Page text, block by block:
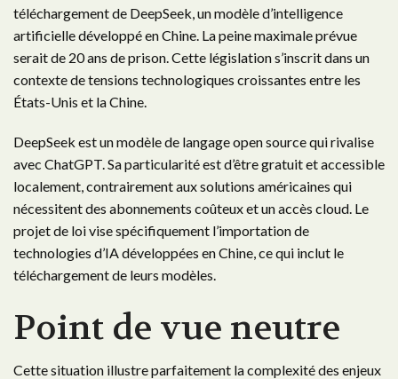
téléchargement de DeepSeek, un modèle d’intelligence
artificielle développé en Chine. La peine maximale prévue
serait de 20 ans de prison. Cette législation s’inscrit dans un
contexte de tensions technologiques croissantes entre les
États-Unis et la Chine.
DeepSeek est un modèle de langage open source qui rivalise
avec ChatGPT. Sa particularité est d’être gratuit et accessible
localement, contrairement aux solutions américaines qui
nécessitent des abonnements coûteux et un accès cloud. Le
projet de loi vise spécifiquement l’importation de
technologies d’IA développées en Chine, ce qui inclut le
téléchargement de leurs modèles.
Point de vue neutre
Cette situation illustre parfaitement la complexité des enjeux